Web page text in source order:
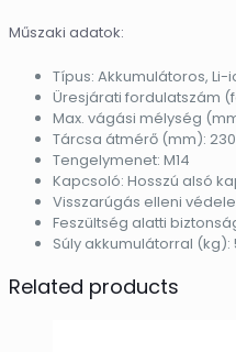
Műszaki adatok:
Típus: Akkumulátoros, Li-
Üresjárati fordulatszám
Max. vágási mélység
Tárcsa átmérő (mm): 230
Tengelymenet: M14
Kapcsoló: Hosszú alsó
Visszarúgás elleni
Feszültség alatti
Súly akkumulátorral (kg):
Related products